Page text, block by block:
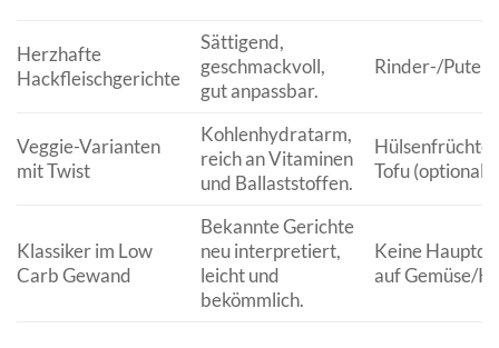
Herzhafte
Hackfleischgerichte
Sättigend,
geschmackvoll,
gut anpassbar.
Rinder-/
Veggie-Varianten
mit Twist
Kohlenhydratarm,
reich an Vitaminen
und Ballaststoffen.
Hülsenfrüchte
Tofu (optional)
Klassiker im Low
Carb Gewand
Bekannte Gerichte
neu interpretiert,
leicht und
bekömmlich.
Keine
auf Gemüse/